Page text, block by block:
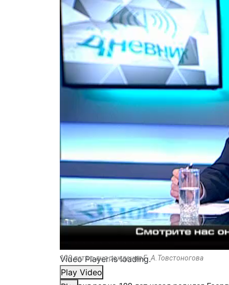
Video Player is loading.
Play Video
100 лет со дня рождения Г. А.Товстоногова